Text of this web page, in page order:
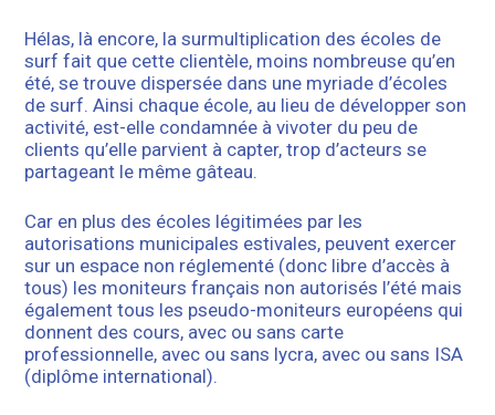
Hélas, là encore, la surmultiplication des écoles de
surf fait que cette clientèle, moins nombreuse qu’en
été, se trouve dispersée dans une myriade d’écoles
de surf. Ainsi chaque école, au lieu de développer son
activité, est-elle condamnée à vivoter du peu de
clients qu’elle parvient à capter, trop d’acteurs se
partageant le même gâteau.
Car en plus des écoles légitimées par les
autorisations municipales estivales, peuvent exercer
sur un espace non réglementé (donc libre d’accès à
tous) les moniteurs français non autorisés l’été mais
également tous les pseudo-moniteurs européens qui
donnent des cours, avec ou sans carte
professionnelle, avec ou sans lycra, avec ou sans ISA
(diplôme international).